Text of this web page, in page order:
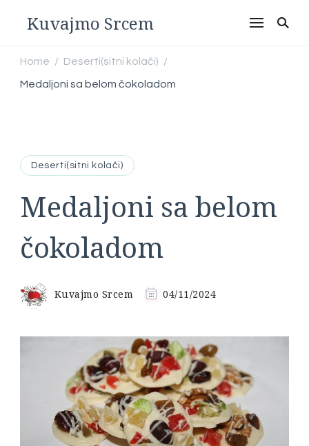
Kuvajmo Srcem
Home / Deserti(sitni kolači) /
Medaljoni sa belom čokoladom
Deserti(sitni kolači)
Medaljoni sa belom
čokoladom
Kuvajmo Srcem 04/11/2024